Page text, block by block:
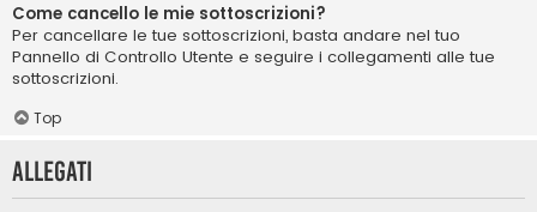
Come cancello le mie sottoscrizioni?
Per cancellare le tue sottoscrizioni, basta andare nel tuo
Pannello di Controllo Utente e seguire i collegamenti alle tue
sottoscrizioni.
Top
Allegati